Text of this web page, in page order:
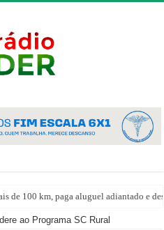
de 100 km, paga aluguel adiantado e
ao Programa SC Rural